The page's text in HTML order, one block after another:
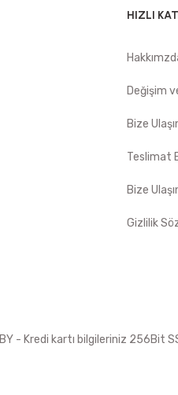
HIZLI
Değişim
Bize
Teslimat
Bize
Gizlilik
- Kredi kartı bilgileriniz 256Bit